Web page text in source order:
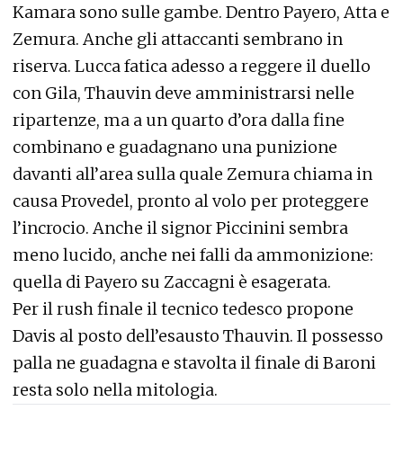
Kamara sono sulle gambe. Dentro Payero, Atta e
Zemura. Anche gli attaccanti sembrano in
riserva. Lucca fatica adesso a reggere il duello
con Gila, Thauvin deve amministrarsi nelle
ripartenze, ma a un quarto d’ora dalla fine
combinano e guadagnano una punizione
davanti all’area sulla quale Zemura chiama in
causa Provedel, pronto al volo per proteggere
l’incrocio. Anche il signor Piccinini sembra
meno lucido, anche nei falli da ammonizione:
quella di Payero su Zaccagni è esagerata.
Per il rush finale il tecnico tedesco propone
Davis al posto dell’esausto Thauvin. Il possesso
palla ne guadagna e stavolta il finale di Baroni
resta solo nella mitologia.